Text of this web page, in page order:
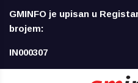
GMINFO je upisan u
brojem:
IN000307